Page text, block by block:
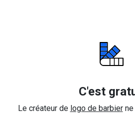
C'est
Le créateur de logo de barbierne